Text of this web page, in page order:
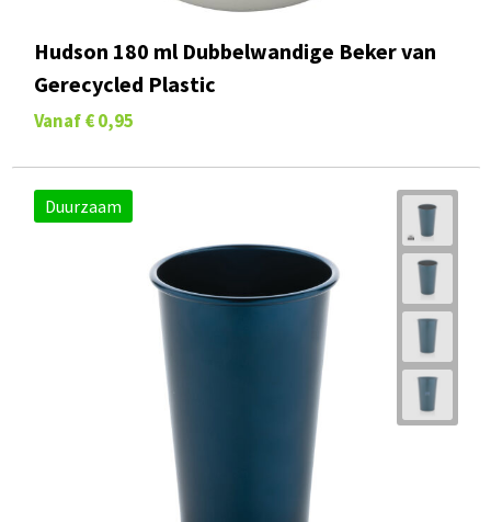
Hudson 180 ml Dubbelwandige Beker van
Gerecycled Plastic
Vanaf € 0,95
Duurzaam